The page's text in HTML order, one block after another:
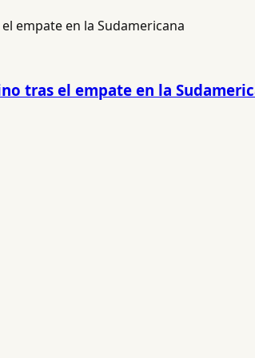
tras el empate en la